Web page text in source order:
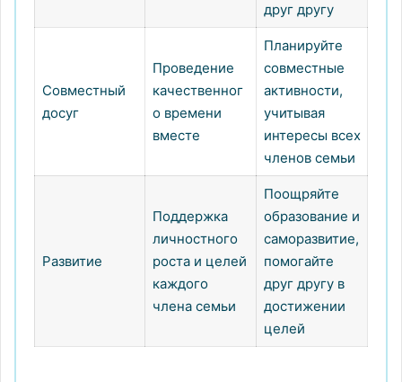
друг другу
Совместный
досуг
Проведение
качественног
о времени
вместе
Планируйте
совместные
активности,
учитывая
интересы всех
членов семьи
Развитие
Поддержка
личностного
роста и целей
каждого
члена семьи
Поощряйте
образование и
саморазвитие,
помогайте
друг другу в
достижении
целей